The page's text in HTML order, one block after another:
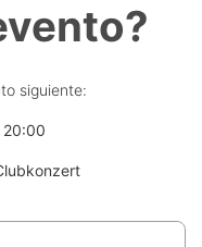
siguiente:
20:00